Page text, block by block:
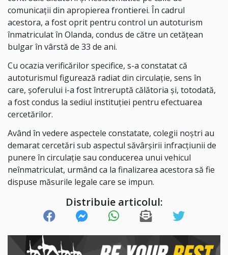
comunicații din apropierea frontierei. În cadrul
acestora, a fost oprit pentru control un autoturism
înmatriculat în Olanda, condus de către un cetățean
bulgar în vârstă de 33 de ani.
Cu ocazia verificărilor specifice, s-a constatat că
autoturismul figurează radiat din circulație, sens în
care, șoferului i-a fost întreruptă călătoria și, totodată,
a fost condus la sediul instituției pentru efectuarea
cercetărilor.
Având în vedere aspectele constatate, colegii noştri au
demarat cercetări sub aspectul săvârșirii infracțiunii de
punere în circulație sau conducerea unui vehicul
neînmatriculat, urmând ca la finalizarea acestora să fie
dispuse măsurile legale care se impun.
Distribuie articolul: